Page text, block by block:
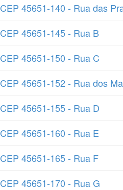
CEP 45651-140 - Rua das
CEP 45651-145 - Rua B
CEP 45651-150 - Rua C
CEP 45651-152 - Rua dos
CEP 45651-155 - Rua D
CEP 45651-160 - Rua E
CEP 45651-165 - Rua F
CEP 45651-170 - Rua G